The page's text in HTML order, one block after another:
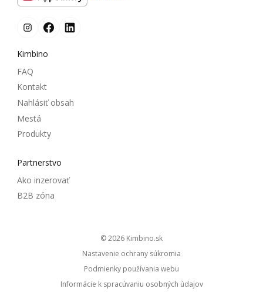
Kimbino
FAQ
Kontakt
Nahlásiť obsah
Mestá
Produkty
Partnerstvo
Ako inzerovať
B2B zóna
© 2026
kimbino.sk
Nastavenie ochrany súkromia
Podmienky používania webu
Informácie k spracúvaniu osobných údajov